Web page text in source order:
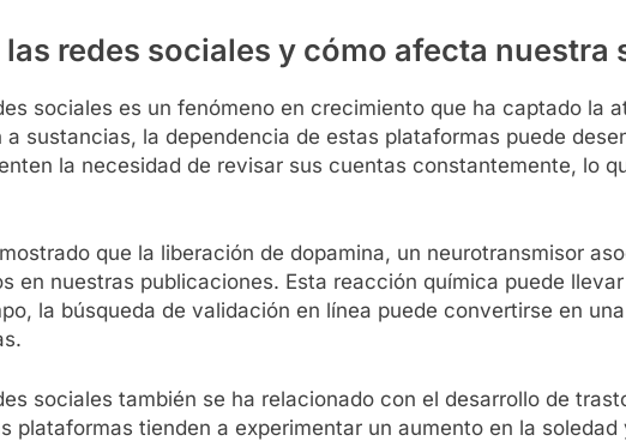
redes sociales y cómo afecta nuestra
sociales es un fenómeno en crecimiento que ha captado la
a sustancias, la dependencia de estas plataformas puede
la necesidad de revisar sus cuentas constantemente, lo
que la liberación de dopamina, un neurotransmisor
en nuestras publicaciones. Esta reacción química puede
la búsqueda de validación en línea puede convertirse en
sociales también se ha relacionado con el desarrollo de
plataformas tienden a experimentar un aumento en la